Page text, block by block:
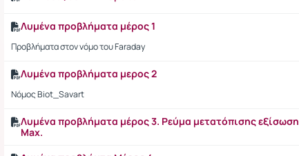
Λυμένα προβλήματα μέρος 1
Προβλήματα στον νόμο του Faraday
Λυμένα προβλήματα μερος 2
Νόμος Biot_Savart
Λυμένα προβλήματα μέρος 3. Ρεύμα μετατόπισης εξίσωση
Max.